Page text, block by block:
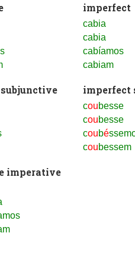
imperfect
cabia
cabia
cabíamos
cabiam
imperfect
coubesse
coubesse
coubé
coubessem
imperative